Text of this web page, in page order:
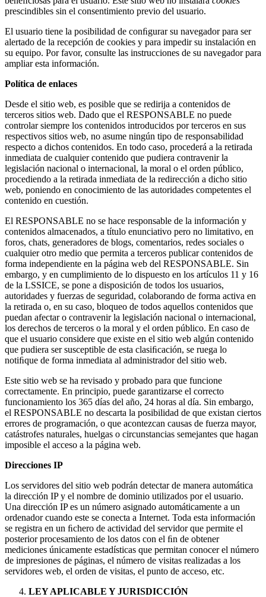
prescindibles sin el consentimiento previo del usuario.
El usuario tiene la posibilidad de conﬁgurar su navegador para ser
alertado de la recepción de cookies y para impedir su instalación en
su equipo. Por favor, consulte las instrucciones de su navegador para
ampliar esta información.
Política de enlaces
Desde el sitio web, es posible que se redirija a contenidos de
terceros sitios web. Dado que el RESPONSABLE no puede
controlar siempre los contenidos introducidos por terceros en sus
respectivos sitios web, no asume ningún tipo de responsabilidad
respecto a dichos contenidos. En todo caso, procederá a la retirada
inmediata de cualquier contenido que pudiera contravenir la
legislación nacional o internacional, la moral o el orden público,
procediendo a la retirada inmediata de la redirección a dicho sitio
web, poniendo en conocimiento de las autoridades competentes el
contenido en cuestión.
El RESPONSABLE no se hace responsable de la información y
contenidos almacenados, a título enunciativo pero no limitativo, en
foros, chats, generadores de blogs, comentarios, redes sociales o
cualquier otro medio que permita a terceros publicar contenidos de
forma independiente en la página web del RESPONSABLE. Sin
embargo, y en cumplimiento de lo dispuesto en los artículos 11 y 16
de la LSSICE, se pone a disposición de todos los usuarios,
autoridades y fuerzas de seguridad, colaborando de forma activa en
la retirada o, en su caso, bloqueo de todos aquellos contenidos que
puedan afectar o contravenir la legislación nacional o internacional,
los derechos de terceros o la moral y el orden público. En caso de
que el usuario considere que existe en el sitio web algún contenido
que pudiera ser susceptible de esta clasiﬁcación, se ruega lo
notiﬁque de forma inmediata al administrador del sitio web.
Este sitio web se ha revisado y probado para que funcione
correctamente. En principio, puede garantizarse el correcto
funcionamiento los 365 días del año, 24 horas al día. Sin embargo,
el RESPONSABLE no descarta la posibilidad de que existan ciertos
errores de programación, o que acontezcan causas de fuerza mayor,
catástrofes naturales, huelgas o circunstancias semejantes que hagan
imposible el acceso a la página web.
Direcciones IP
Los servidores del sitio web podrán detectar de manera automática
la dirección IP y el nombre de dominio utilizados por el usuario.
Una dirección IP es un número asignado automáticamente a un
ordenador cuando este se conecta a Internet. Toda esta información
se registra en un ﬁchero de actividad del servidor que permite el
posterior procesamiento de los datos con el ﬁn de obtener
mediciones únicamente estadísticas que permitan conocer el número
de impresiones de páginas, el número de visitas realizadas a los
servidores web, el orden de visitas, el punto de acceso, etc.
LEY APLICABLE Y JURISDICCIÓN